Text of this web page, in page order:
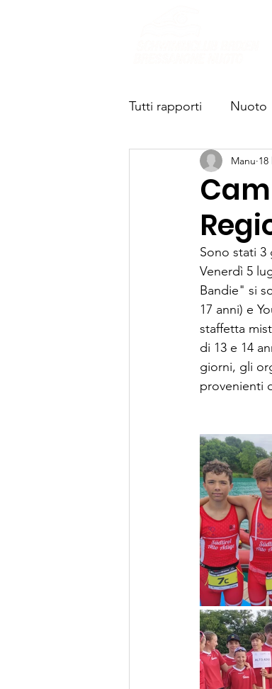
Tutti rapporti Nuoto
Manu 18
Sono stati
Venerdì 5
Bandie" si
17 anni) e
staffetta
di 13 e 14
giorni, gli
provenienti